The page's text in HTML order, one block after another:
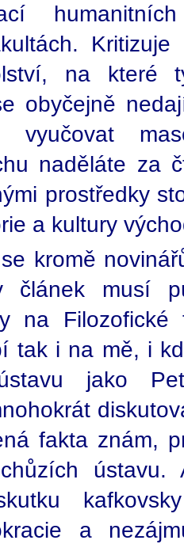
na které
obyčejně
naděláte za
prostředky
a kultury
kromě
článek musí
na
tak i na mě, i
jako
fakta znám,
ústavu.
a